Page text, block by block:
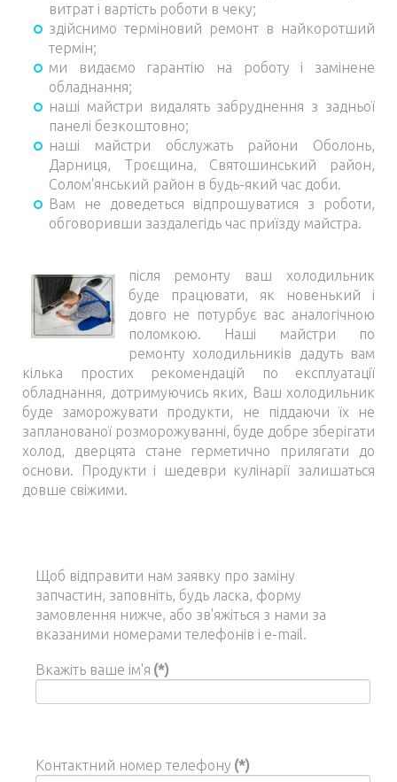
витрат і вартість роботи в чеку;
здійснимо терміновий ремонт в найкоротший
термін;
ми видаємо гарантію на роботу і замінене
обладнання;
наші майстри видалять забруднення з задньої
панелі безкоштовно;
наші майстри обслужать райони Оболонь,
Дарниця, Троєщина, Святошинський район,
Солом'янський район в будь-який час доби.
Вам не доведеться відпрошуватися з роботи,
обговоривши заздалегідь час приїзду майстра.
після ремонту ваш холодильник
буде працювати, як новенький і
довго не потурбує вас аналогічною
поломкою. Наші майстри по
ремонту холодильників дадуть вам
кілька простих рекомендацій по експлуатації
обладнання, дотримуючись яких, Ваш холодильник
буде заморожувати продукти, не піддаючи їх не
запланованої розморожуванні, буде добре зберігати
холод, дверцята стане герметично прилягати до
основи. Продукти і шедеври кулінарії залишаться
довше свіжими.
Щоб відправити нам заявку про заміну
запчастин, заповніть, будь ласка, форму
замовлення нижче, або зв'яжіться з нами за
вказаними номерами телефонів і e-mail.
Вкажіть ваше ім'я (*)
Контактний номер телефону (*)